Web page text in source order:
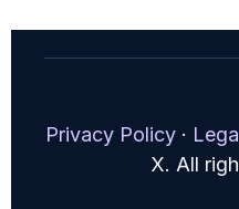
Privacy Policy·
X. All